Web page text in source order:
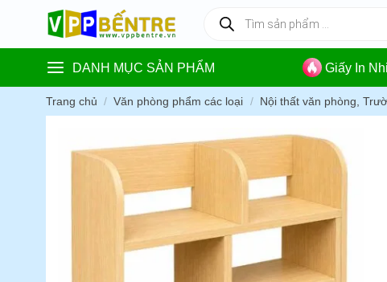
content
kiếm
phẩm
DANH MỤC SẢN PHẨM Giấy In
Trang chủ / Văn phòng phẩm các loại / Nội thất văn phòng,